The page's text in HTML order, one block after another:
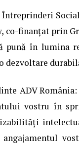
Întreprinderi
co-finanțat prin
pună în lumina
dezvoltare
ADV
vostru în
angajamentul